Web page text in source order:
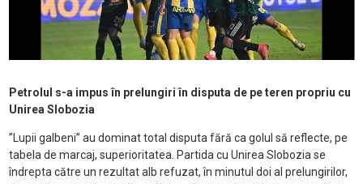
Petrolul s-a impus în prelungiri în disputa de pe teren propriu cu
Unirea Slobozia
”Lupii galbeni” au dominat total disputa fără ca golul să reflecte, pe
tabela de marcaj, superioritatea. Partida cu Unirea Slobozia se
îndrepta către un rezultat alb refuzat, în minutul doi al prelungirilor,